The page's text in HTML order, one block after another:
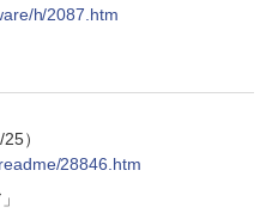
h/2087.htm
）
28846.htm